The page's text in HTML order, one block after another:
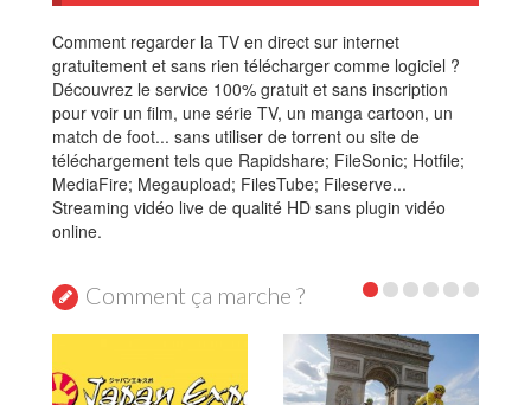
Comment regarder la TV en direct sur internet
gratuitement et sans rien télécharger comme logiciel ?
Découvrez le service 100% gratuit et sans inscription
pour voir un film, une série TV, un manga cartoon, un
match de foot... sans utiliser de torrent ou site de
téléchargement tels que Rapidshare; FileSonic; Hotfile;
MediaFire; Megaupload; FilesTube; Fileserve...
Streaming vidéo live de qualité HD sans plugin vidéo
online.
Comment ça marche ?